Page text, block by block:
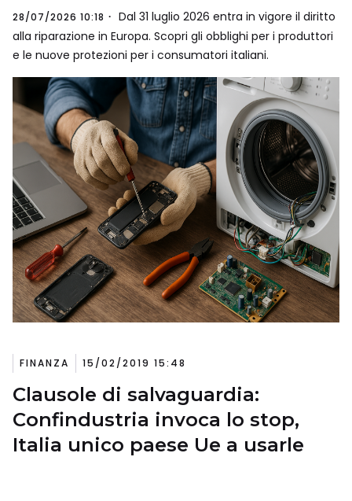
28/07/2026 10:18
Dal 31 luglio 2026 entra in vigore il diritto
alla riparazione in Europa. Scopri gli obblighi per i produttori
e le nuove protezioni per i consumatori italiani.
FINANZA 15/02/2019 15:48
Clausole di salvaguardia:
Confindustria invoca lo stop,
Italia unico paese Ue a usarle